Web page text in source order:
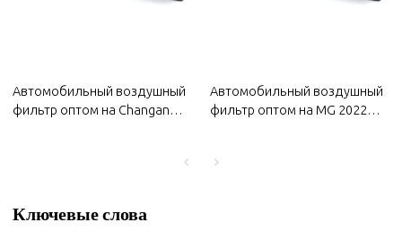
Автомобильный воздушный
фильтр оптом на Changan
Автомобильный воздушный
фильтр оптом на MG 2022
и простота замены | Авто
Ключевые слова